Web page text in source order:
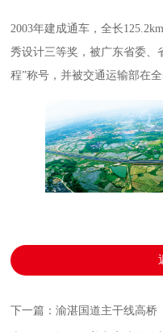
2003年建成通车，全长
秀设计三等奖，被广东省委、
程”称号，并被交通运输部在全
下一篇：渝湛国道主干线高桥